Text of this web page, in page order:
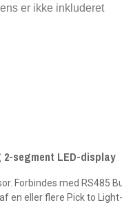
er ikke inkluderet
segment LED-display
Forbindes med RS485
en eller flere Pick to Light-